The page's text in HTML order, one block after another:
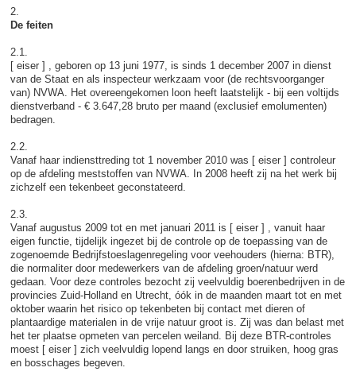
2.
De feiten
2.1.
[ eiser ] , geboren op 13 juni 1977, is sinds 1 december 2007 in dienst
van de Staat en als inspecteur werkzaam voor (de rechtsvoorganger
van) NVWA. Het overeengekomen loon heeft laatstelijk - bij een voltijds
dienstverband - € 3.647,28 bruto per maand (exclusief emolumenten)
bedragen.
2.2.
Vanaf haar indiensttreding tot 1 november 2010 was [ eiser ] controleur
op de afdeling meststoffen van NVWA. In 2008 heeft zij na het werk bij
zichzelf een tekenbeet geconstateerd.
2.3.
Vanaf augustus 2009 tot en met januari 2011 is [ eiser ] , vanuit haar
eigen functie, tijdelijk ingezet bij de controle op de toepassing van de
zogenoemde Bedrijfstoeslagenregeling voor veehouders (hierna: BTR),
die normaliter door medewerkers van de afdeling groen/natuur werd
gedaan. Voor deze controles bezocht zij veelvuldig boerenbedrijven in de
provincies Zuid-Holland en Utrecht, óók in de maanden maart tot en met
oktober waarin het risico op tekenbeten bij contact met dieren of
plantaardige materialen in de vrije natuur groot is. Zij was dan belast met
het ter plaatse opmeten van percelen weiland. Bij deze BTR-controles
moest [ eiser ] zich veelvuldig lopend langs en door struiken, hoog gras
en bosschages begeven.